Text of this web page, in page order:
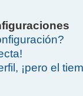
¡pero el